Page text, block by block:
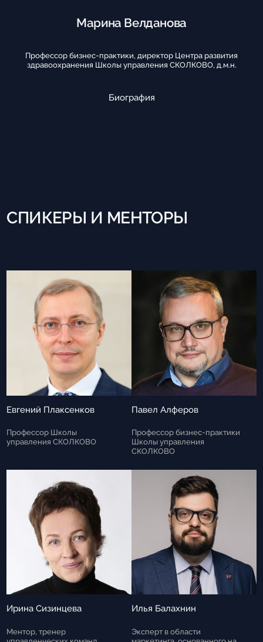
Марина Велданова
Профессор бизнес-практики, директор Центра развития
здравоохранения Школы управления СКОЛКОВО, д.м.н.
Биография
СПИКЕРЫ И МЕНТОРЫ
Евгений Плаксенков
Профессор Школы
управления СКОЛКОВО
Павел Алферов
Профессор бизнес-практики
Школы управления
СКОЛКОВО
Ирина Сизинцева
Ментор, тренер
Илья Балахнин
Эксперт в области